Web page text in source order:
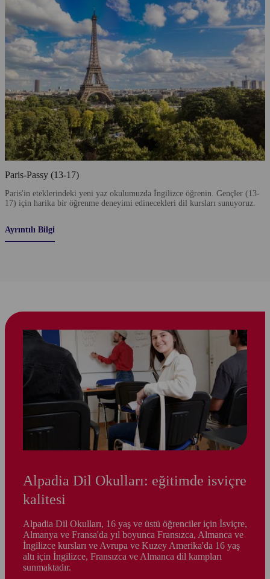
Paris-Passy (13-17)
Paris'in eteklerindeki yeni yaz okulumuzda İngilizce öğrenin. Gençler (13-
17) için harika bir öğrenme deneyimi edinecekleri dil kursları sunuyoruz.
Ayrıntılı Bilgi
Alpadia Dil Okulları: eğitimde isviçre
kalitesi
Alpadia Dil Okulları, 16 yaş ve üstü öğrenciler için İsviçre,
Almanya ve Fransa'da yıl boyunca Fransızca, Almanca ve
İngilizce kursları ve Avrupa ve Kuzey Amerika'da 16 yaş
altı için İngilizce, Fransızca ve Almanca dil kampları
sunmaktadır.